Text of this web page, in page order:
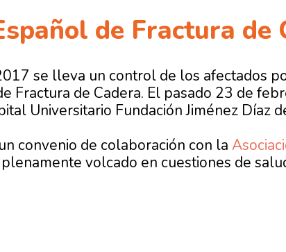
de Fractura de
se lleva un control de los afectados
Fractura de Cadera. El pasado 23 de
Universitario Fundación Jiménez Díaz
convenio de colaboración con la
volcado en cuestiones de